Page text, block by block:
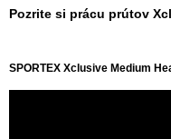
Pozrite si prácu prútov
SPORTEX Xclusive Medium